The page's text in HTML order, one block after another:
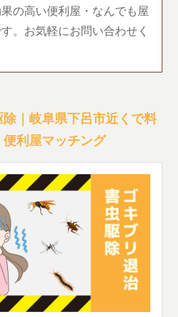
の高い便利屋・なんでも屋
。お気軽にお問い合わせく
｜岐阜県下呂市近くで料
利屋マッチング